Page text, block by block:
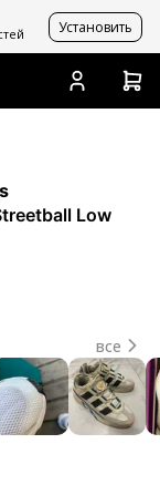
Установить
Low
все